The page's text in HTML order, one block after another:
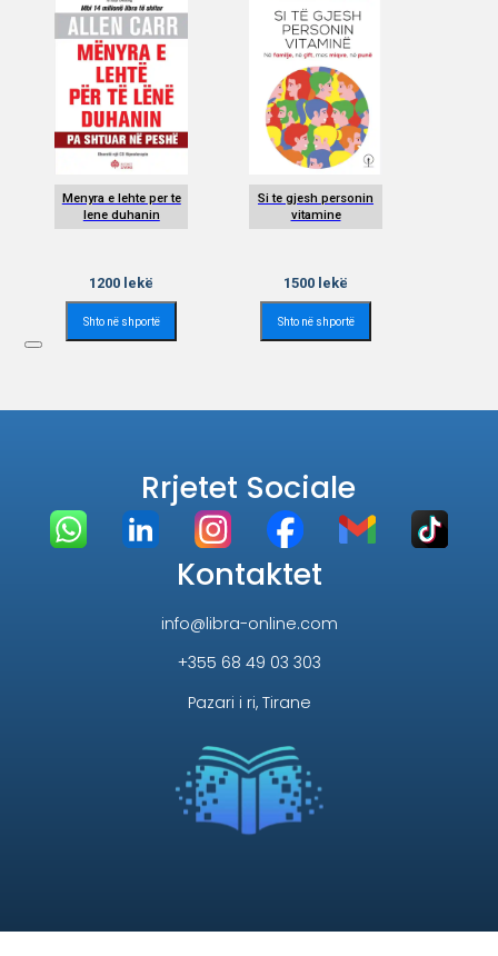
Menyra e lehte per te
lene duhanin
1200 lekë
Shto në shportë
Si te gjesh personin
vitamine
1500 lekë
Shto në shportë
Rrjetet Sociale
Kontaktet
info@libra-online.com
+355 68 49 03 303
Pazari i ri, Tirane